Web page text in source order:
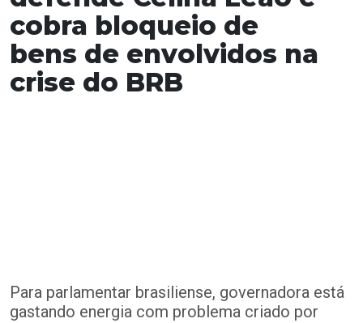
cobra bloqueio de
bens de envolvidos na
crise do BRB
Para parlamentar brasiliense, governadora está
gastando energia com problema criado por